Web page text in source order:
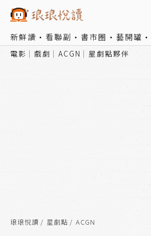
新鮮讀 看聯副 書市圈 藝開罐
電影 戲劇 ACGN 星劇點夥伴
琅琅悅讀 星劇點 ACGN